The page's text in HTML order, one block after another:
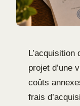
L’acquisition
projet d’une
coûts
frais